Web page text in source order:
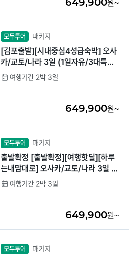
원~
모두투어 패키지
[김포출발][시내중심4성급숙박] 오사
카/교토/나라 3일 (1일자유/3대특
식/USJ선택가능)
여행기간 2박 3일
649,900원~
모두투어 패키지
출발확정 [출발확정][여행핫딜][하루
는내맘대로] 오사카/교토/나라 3일 (1
일자유/3대특식/USJ선택가능)
여행기간 2박 3일
649,900원~
모두투어 패키지